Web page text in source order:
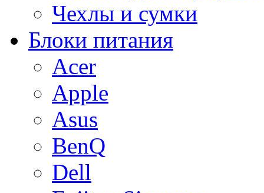
Чехлы и сумки
Блоки питания
Acer
Apple
Asus
BenQ
Dell